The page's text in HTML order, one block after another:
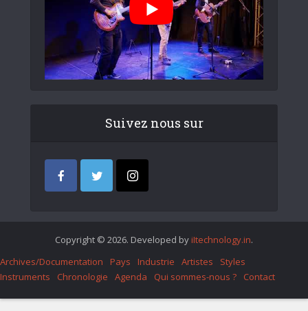
Suivez nous sur
Copyright © 2026. Developed by iItechnology.in.
Archives/Documentation
Pays Industrie Artistes
Styles
Instruments
Chronologie Agenda Qui sommes-nous ? Contact